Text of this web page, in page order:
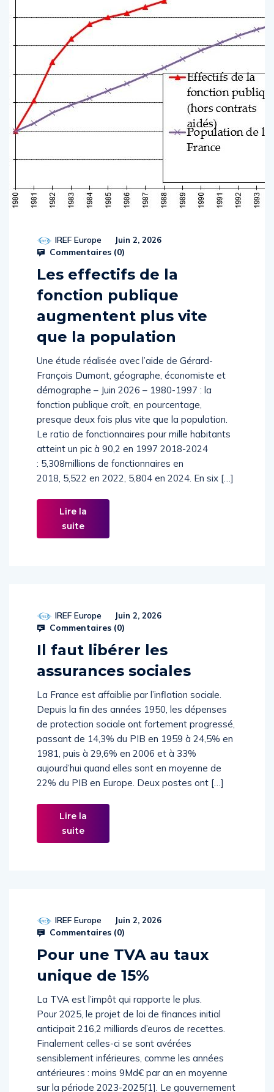
IREF Europe Juin 2, 2026
Les effectifs de la
fonction publique
augmentent plus vite
que la population
Une étude réalisée avec l’aide de Gérard-
François Dumont, géographe, économiste et
démographe – Juin 2026 – 1980-1997 : la
fonction publique croît, en pourcentage,
presque deux fois plus vite que la population.
Le ratio de fonctionnaires pour mille habitants
atteint un pic à 90,2 en 1997 2018-2024
: 5,308millions de fonctionnaires en
Lire la
suite
IREF Europe Juin 2, 2026
Il faut libérer les
La France est affaiblie par l’inflation sociale.
Depuis la fin des années 1950, les dépenses
de protection sociale ont fortement progressé,
passant de 14,3% du PIB en 1959 à 24,5% en
1981, puis à 29,6% en 2006 et à 33%
aujourd’hui quand elles sont en moyenne de
Lire la
suite
IREF Europe Juin 2, 2026
Pour une TVA au taux
unique de 15%
La TVA est l’impôt qui rapporte le plus.
Pour 2025, le projet de loi de finances initial
anticipait 216,2 milliards d’euros de recettes.
Finalement celles-ci se sont avérées
sensiblement inférieures, comme les années
antérieures : moins 9Md€ par an en moyenne